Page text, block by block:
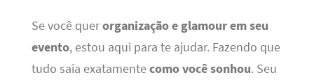
Se você querorganização e glamour em seu
evento, estou aqui para te ajudar. Fazendo que
tudo saia exatamentecomo você sonhou. Seu